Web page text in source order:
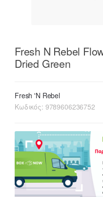
Fresh N Rebel
Dried Green
Fresh 'N Rebel
Κωδικός: 9789606236752